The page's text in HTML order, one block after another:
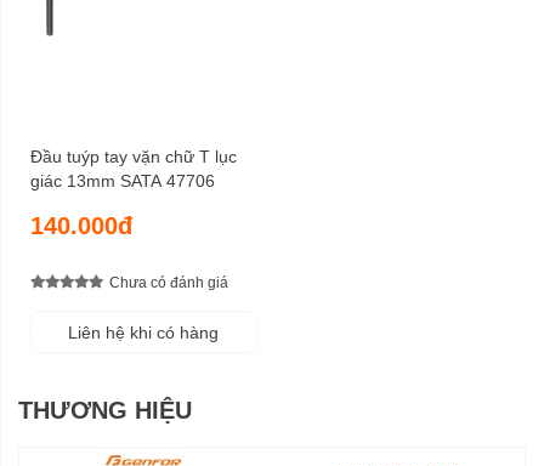
Đầu tuýp tay vặn chữ T lục
giác 13mm SATA 47706
140.000đ
Chưa có đánh giá
Liên hệ khi có hàng
THƯƠNG HIỆU